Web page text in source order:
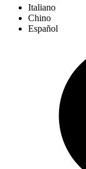
Italiano
Chino
Español